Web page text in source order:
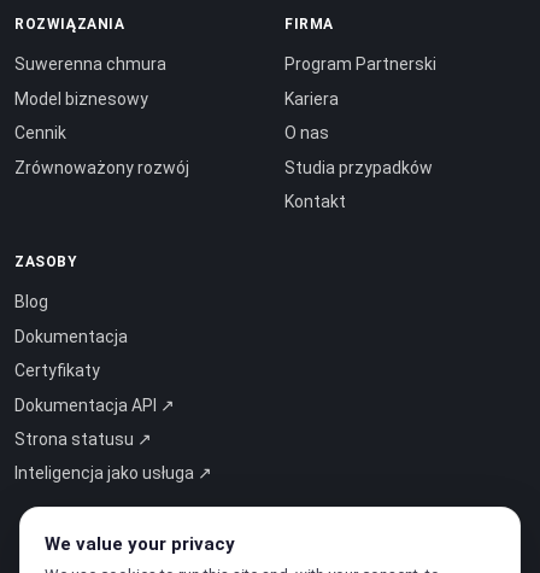
ROZWIĄZANIA
Suwerenna chmura
Model biznesowy
Cennik
Zrównoważony rozwój
FIRMA
Program Partnerski
Kariera
O nas
Studia przypadków
Kontakt
ZASOBY
Blog
Dokumentacja
Certyfikaty
Dokumentacja API ↗
Strona statusu ↗
Inteligencja jako usługa ↗
We value your privacy